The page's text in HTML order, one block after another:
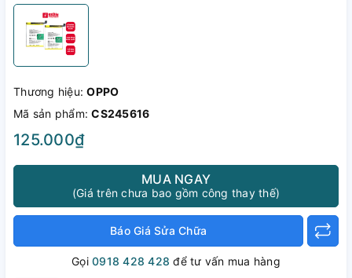
Thương hiệu:OPPO
Mã sản phẩm:CS245616
125.000₫
MUA NGAY
(Giá trên chưa bao gồm công thay thế)
Báo Giá Sửa Chữa
Gọi0918 428 428 để tư vấn mua hàng